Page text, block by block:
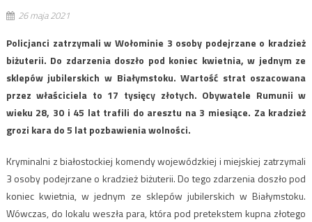
26 maja 2021
Policjanci zatrzymali w Wołominie 3 osoby podejrzane o kradzież
biżuterii. Do zdarzenia doszło pod koniec kwietnia, w jednym ze
sklepów jubilerskich w Białymstoku. Wartość strat oszacowana
przez właściciela to 17 tysięcy złotych. Obywatele Rumunii w
wieku 28, 30 i 45 lat trafili do aresztu na 3 miesiące. Za kradzież
grozi kara do 5 lat pozbawienia wolności.
Kryminalni z białostockiej komendy wojewódzkiej i miejskiej zatrzymali
3 osoby podejrzane o kradzież biżuterii. Do tego zdarzenia doszło pod
koniec kwietnia, w jednym ze sklepów jubilerskich w Białymstoku.
Wówczas, do lokalu weszła para, która pod pretekstem kupna złotego